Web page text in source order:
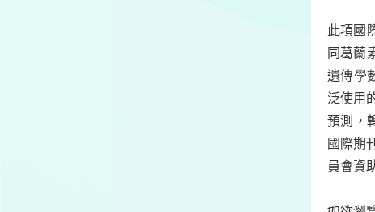
此項國
同葛蘭
遺傳學
泛使用
預測，
國際期
員會資